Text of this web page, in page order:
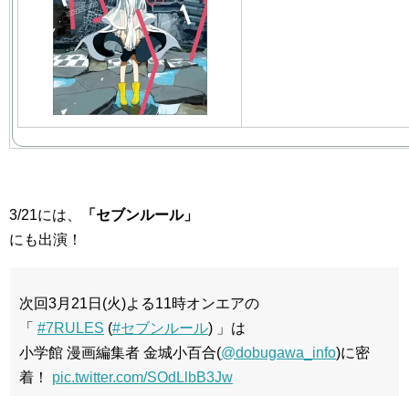
3/21には、
「セブンルール」
にも出演！
次回3月21日(火)よる11時オンエアの
「 #7RULES (#セブンルール) 」は
小学館 漫画編集者 金城小百合(@dobugawa_info)に密
着！ pic.twitter.com/SOdLlbB3Jw